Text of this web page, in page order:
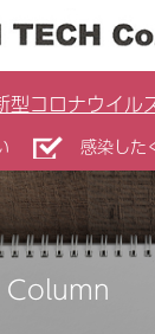
型コロナウイル
感染した
Column